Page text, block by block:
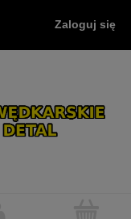
Zaloguj się